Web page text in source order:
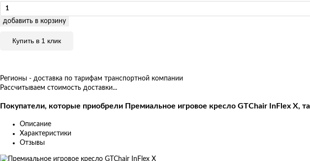
добавить в корзину
Купить в 1 клик
Регионы - доставка по тарифам транспортной компании
Рассчитываем стоимость доставки...
Покупатели, которые приобрели Премиальное игровое кресло GTChair InFlex X,
Описание
Характеристики
Отзывы